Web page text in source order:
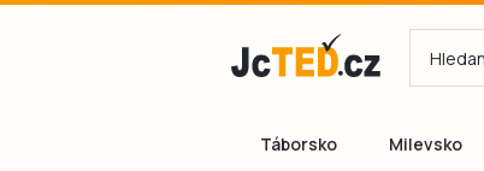
Táborsko Milevsko